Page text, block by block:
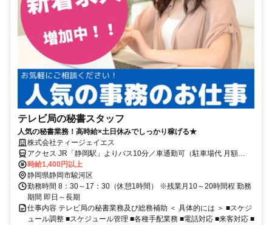
テレビ局の秘書スタッフ
人気の秘書業務！高時給×土日休みでしっかり稼げる★
株式会社ティージェイエス
アクセス JR「静岡駅」よりバス10分／車通勤可（駐車場代 月額
2,500円 自己負担）
時給1,400円以上
静岡県静岡市駿河区
勤務時間 8：30～17：30（休憩1時間） ※残業月10～20時間程 勤務
期間 即日～長期
仕事内容 テレビ局の秘書業務及び総務補助 ＜ 具体的には ＞ ■スケジ
ュール調整 ■スケジュール管理 ■各種手配業務 ■電話対応 ■来客対応 ■